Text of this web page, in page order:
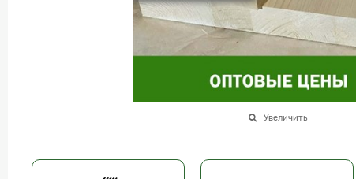
Увеличить